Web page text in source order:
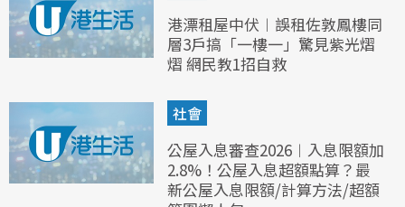
港漂租屋中伏︱誤租佐敦鳳樓同
層3戶搞「一樓一」驚見紫光熠
熠 網民教1招自救
社會
公屋入息審查2026︱入息限額加
2.8%！公屋入息超額點算？最
新公屋入息限額/計算方法/超額